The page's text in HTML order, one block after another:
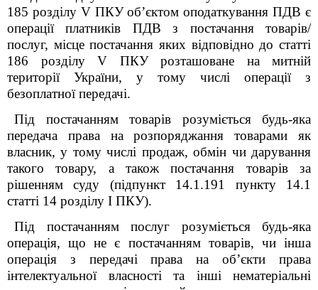
185 розділу VПКУ об’єктом оподаткування ПДВ є
операції платників ПДВ з постачання товарів/
послуг, місце постачання яких відповідно до статті
186 розділу V ПКУ розташоване на митній
території України, у тому числі операції з
безоплатної передачі.
Під постачанням товарів розуміється будь-яка
передача права на розпоряджання товарами як
власник, у тому числі продаж, обмін чи дарування
такого товару, а також постачання товарів за
рішенням суду (підпункт 14.1.191 пункту 14.1
статті 14 розділу І ПКУ).
Під постачанням послуг розуміється будь-яка
операція, що не є постачанням товарів, чи інша
операція з передачі права на об’єкти права
інтелектуальної власності та інші нематеріальні